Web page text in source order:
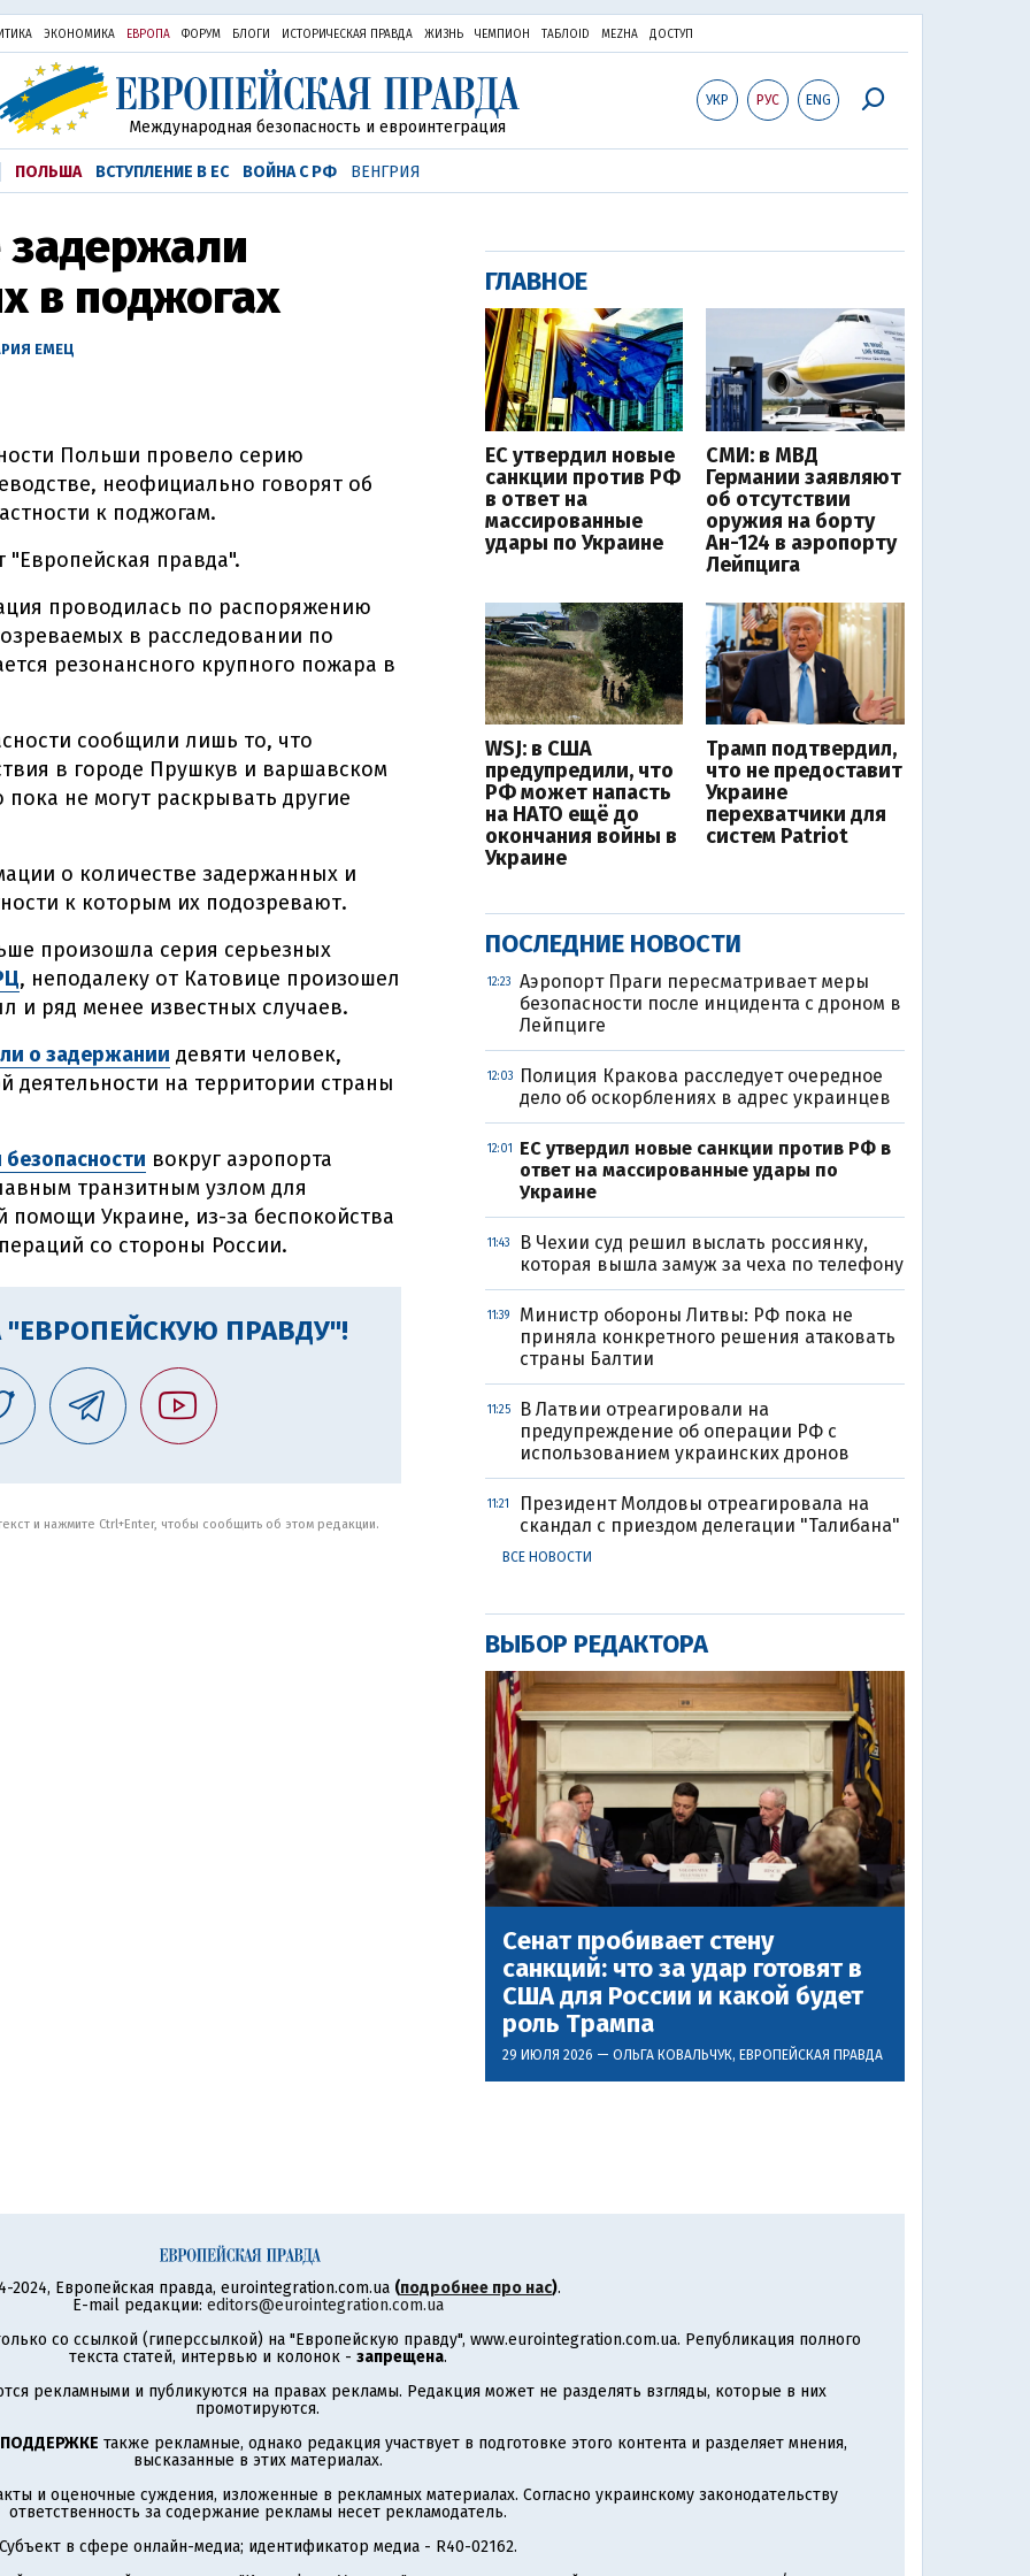
ЭКОНОМИКА ЕВРОПА ФОРУМ БЛОГИ ИСТОРИЧЕСКАЯ ПРАВДА ЖИЗНЬ ЧЕМПИОН ТАБЛОID MEZHA ДОСТУП
УКР РУС ENG
Международная безопасность и евроинтеграция
ПОЛЬША ВСТУПЛЕНИЕ В ЕС ВОЙНА С РФ ВЕНГРИЯ
в поджогах
ЕМЕЦ
Польши провело серию
неофициально говорят об
к поджогам.
"Европейская правда".
проводилась по распоряжению
в расследовании по
резонансного крупного пожара в
сообщили лишь то, что
в городе Прушкув и варшавском
не могут раскрывать другие
о количестве задержанных и
к которым их подозревают.
произошла серия серьезных
, неподалеку от Катовице произошел
и ряд менее известных случаев.
о задержании девяти человек,
деятельности на территории страны
вокруг аэропорта
транзитным узлом для
помощи Украине, из-за беспокойства
со стороны России.
ПРАВДУ"!
и нажмите Ctrl+Enter, чтобы сообщить об этом редакции.
ГЛАВНОЕ
ЕС утвердил новые
санкции против РФ
в ответ на
массированные
удары по Украине
СМИ: в МВД
Германии заявляют
об отсутствии
оружия на борту
Ан-124 в аэропорту
Лейпцига
WSJ: в США
предупредили, что
РФ может напасть
на НАТО ещё до
окончания войны в
Украине
Трамп подтвердил,
что не предоставит
Украине
перехватчики для
систем Patriot
ПОСЛЕДНИЕ НОВОСТИ
12:23
Аэропорт Праги пересматривает меры
безопасности после инцидента с дроном в
Лейпциге
12:03
Полиция Кракова расследует очередное
дело об оскорблениях в адрес украинцев
12:01
ЕС утвердил новые санкции против РФ в
ответ на массированные удары по
Украине
11:43
В Чехии суд решил выслать россиянку,
которая вышла замуж за чеха по телефону
11:39
Министр обороны Литвы: РФ пока не
приняла конкретного решения атаковать
страны Балтии
11:25
В Латвии отреагировали на
предупреждение об операции РФ с
использованием украинских дронов
11:21
Президент Молдовы отреагировала на
скандал с приездом делегации "Талибана"
ВСЕ НОВОСТИ
ВЫБОР РЕДАКТОРА
Сенат пробивает стену
санкций: что за удар готовят в
США для России и какой будет
роль Трампа
29 ИЮЛЯ 2026 — ОЛЬГА КОВАЛЬЧУК, ЕВРОПЕЙСКАЯ ПРАВДА
2024, Европейская правда, eurointegration.com.ua (подробнее про нас).
E-mail редакции: editors@eurointegration.com.ua
со ссылкой (гиперссылкой) на "Европейскую правду", www.eurointegration.com.ua. Републикация полного
текста статей, интервью и колонок - запрещена.
рекламными и публикуются на правах рекламы. Редакция может не разделять взгляды, которые в них
промотируются.
также рекламные, однако редакция участвует в подготовке этого контента и разделяет мнения,
высказанные в этих материалах.
и оценочные суждения, изложенные в рекламных материалах. Согласно украинскому законодательству
ответственность за содержание рекламы несет рекламодатель.
Субъект в сфере онлайн-медиа; идентификатор медиа - R40-02162.